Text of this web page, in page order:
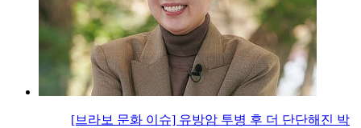
[브라보 문화 이슈] 유방암 투병 후 더 단단해진 박